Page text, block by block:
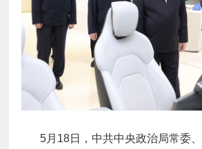
5月18日，中共中央政治局常委